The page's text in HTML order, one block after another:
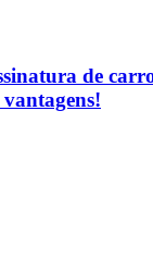
de
vantagens!